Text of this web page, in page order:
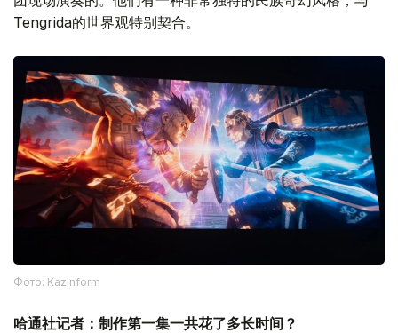
Tengrida的世界观特别契合。
Фото: Kazinform
哈通社记者：制作第一集一共花了多长时间？